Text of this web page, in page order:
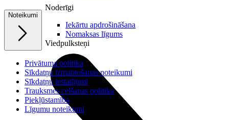
Noderīgi
Iekārtu apdrošināšana
Nomaksas līgums
Viedpulksteņi
Noteikumi
Privātuma politika
Sīkdatņu izmantošanas noteikumi
Sīkdatņu iestatījumi
Trauksmes celšanas politika
Piekļūstamība
Līgumu noteikumi